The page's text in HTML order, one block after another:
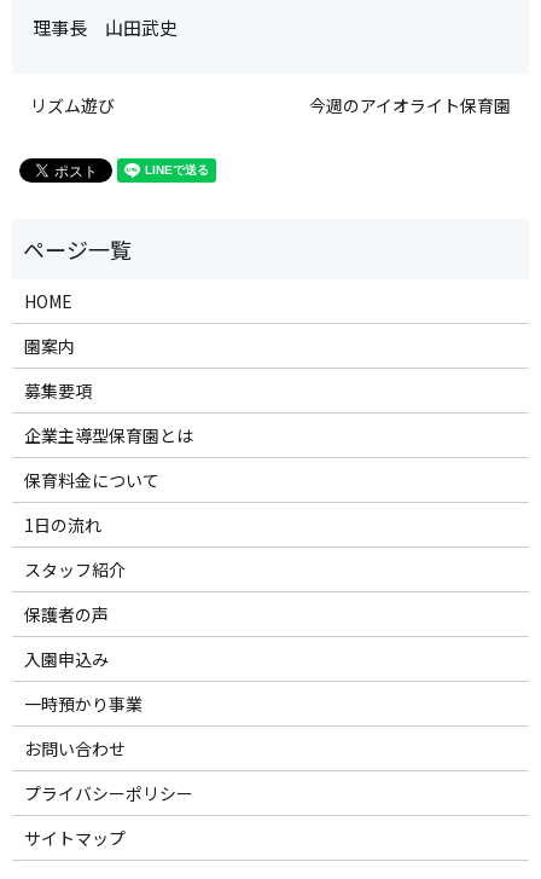
理事長 山田武史
リズム遊び 今週のアイオライト保育園
HOME
園案内
募集要項
企業主導型保育園とは
保育料金について
1日の流れ
スタッフ紹介
保護者の声
入園申込み
一時預かり事業
お問い合わせ
プライバシーポリシー
サイトマップ